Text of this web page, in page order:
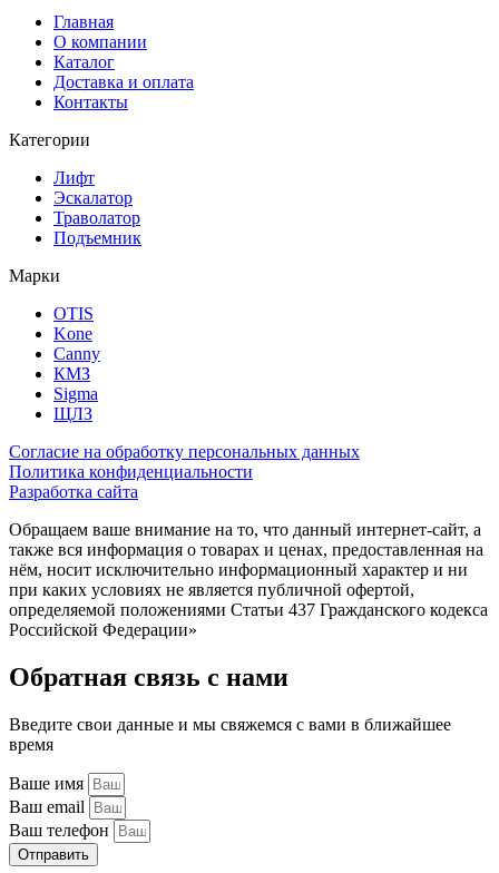
Главная
О компании
Каталог
Доставка и оплата
Контакты
Категории
Лифт
Эскалатор
Траволатор
Подъемник
Марки
OTIS
Kone
Canny
КМЗ
Sigma
ЩЛЗ
Согласие на обработку персональных данных
Политика конфиденциальности
Разработка сайта
Обращаем ваше внимание на то, что данный интернет-сайт, а
также вся информация о товарах и ценах, предоставленная на
нём, носит исключительно информационный характер и ни
при каких условиях не является публичной офертой,
определяемой положениями Статьи 437 Гражданского кодекса
Российской Федерации»
Обратная связь с нами
Введите свои данные и мы свяжемся с вами в ближайшее
время
Ваше имя
Ваш email
Ваш телефон
Отправить